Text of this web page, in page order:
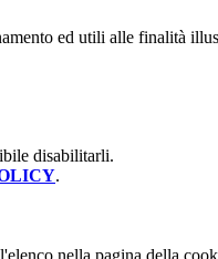
ed utili alle finalità
disabilitarli.
.